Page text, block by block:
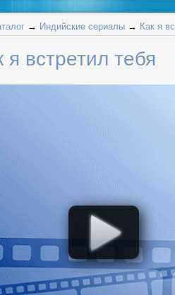
→ Индийские сериалы → Как я
встретил тебя